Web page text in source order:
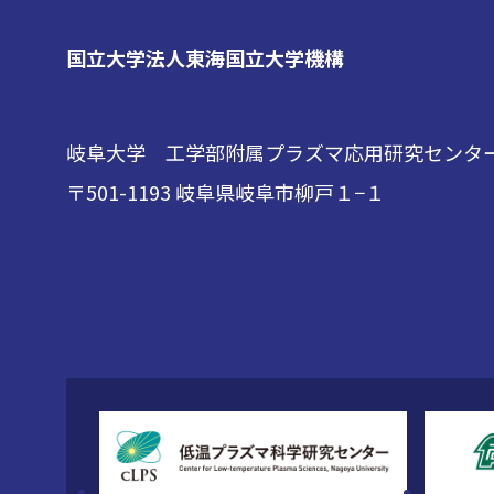
国立大学法人東海国立大学機構
岐阜大学 工学部附属プラズマ応用研究センタ
〒501-1193 岐阜県岐阜市柳戸１−１